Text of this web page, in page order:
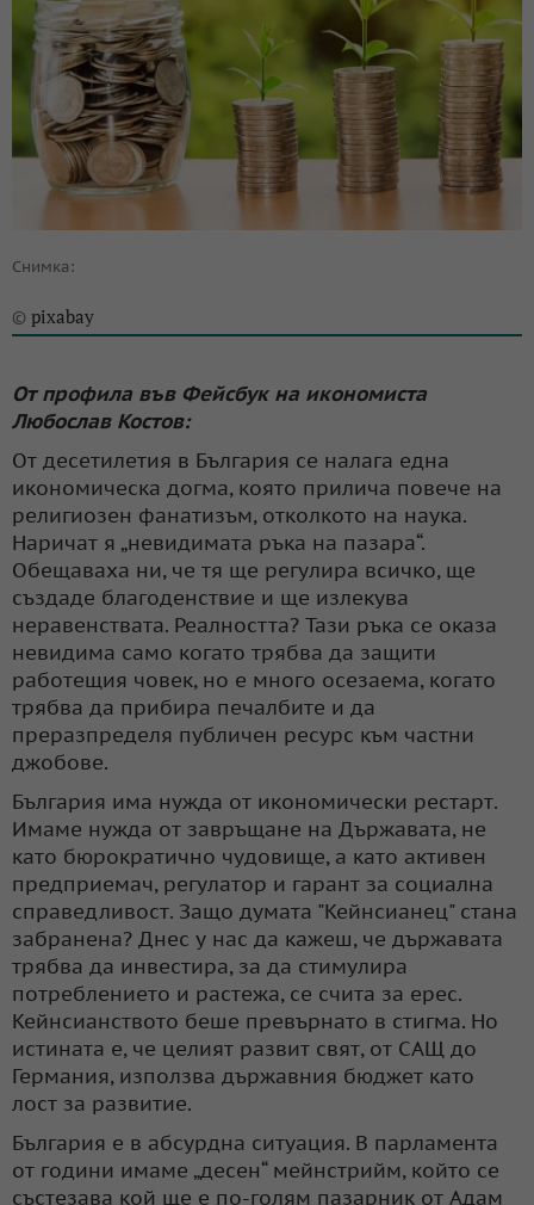
Снимка:
© pixabay
От профила във Фейсбук на икономиста
Любослав Костов:
От десетилетия в България се налага една
икономическа догма, която прилича повече на
религиозен фанатизъм, отколкото на наука.
Наричат я „невидимата ръка на пазара“.
Обещаваха ни, че тя ще регулира всичко, ще
създаде благоденствие и ще излекува
неравенствата. Реалността? Тази ръка се оказа
невидима само когато трябва да защити
работещия човек, но е много осезаема, когато
трябва да прибира печалбите и да
преразпределя публичен ресурс към частни
джобове.
България има нужда от икономически рестарт.
Имаме нужда от завръщане на Държавата, не
като бюрократично чудовище, а като активен
предприемач, регулатор и гарант за социална
справедливост. Защо думата "Кейнсианец" стана
забранена? Днес у нас да кажеш, че държавата
трябва да инвестира, за да стимулира
потреблението и растежа, се счита за ерес.
Кейнсианството беше превърнато в стигма. Но
истината е, че целият развит свят, от САЩ до
Германия, използва държавния бюджет като
лост за развитие.
България е в абсурдна ситуация. В парламента
от години имаме „десен“ мейнстрийм, който се
състезава кой ще е по-голям пазарник от Адам